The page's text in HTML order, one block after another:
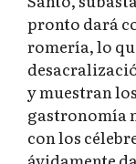
pronto dará
romería, lo
y muestran
gastronomía
con los